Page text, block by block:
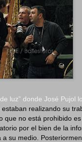
luz” donde José Pujol
realizando su
que no está prohibido
por el bien de la
su medio.